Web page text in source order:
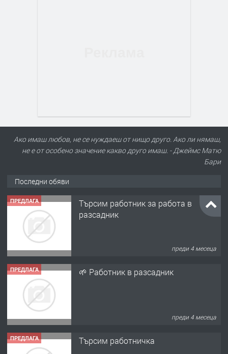
Ако имаш любов, не се нуждаеш от нищо друго. Ако ли нямаш,
не е от особено значение какво друго имаш. - Джеймс Матю
Бари
Последни обяви
ПРЕДЛАГА
Търсим работник за работа в
разсадник
преди 4 месеца
ПРЕДЛАГА 🌱 Работник в разсадник
преди 4 месеца
ПРЕДЛАГА Търсим работничка